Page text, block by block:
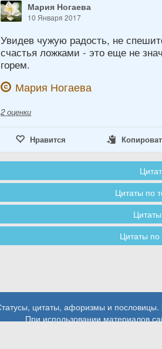
Мария Ногаева
10 Января 2017
Увидев чужую радость, не
счастья ложками - это еще не
горем.
Мария Ногаева
2 оценки
Нравится
Цитаты по
Цитаты по
цитаты, афоризмы и пословицы.
При использовании материалов